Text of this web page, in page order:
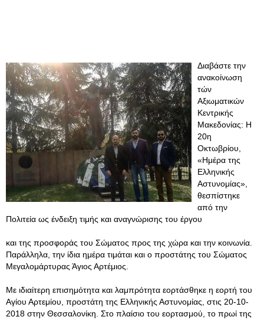
Διαβάστε την
ανακοίνωση
τών
Αξιωματικών
Κεντρικής
Μακεδονίας: Η
20η
Οκτωβρίου,
«Ημέρα της
Ελληνικής
Αστυνομίας»,
θεσπίστηκε
από την
Πολιτεία ως ένδειξη τιμής και αναγνώρισης του έργου
και της προσφοράς του Σώματος προς της χώρα και την κοινωνία.
Παράλληλα, την ίδια ημέρα τιμάται και ο προστάτης του Σώματος
Μεγαλομάρτυρας Άγιος Αρτέμιος.
Με ιδιαίτερη επισημότητα και λαμπρότητα εορτάσθηκε η εορτή του
Αγίου Αρτεμίου, προστάτη της Ελληνικής Αστυνομίας, στις 20-10-
2018 στην Θεσσαλονίκη. Στο πλαίσιο του εορτασμού, το πρωί της